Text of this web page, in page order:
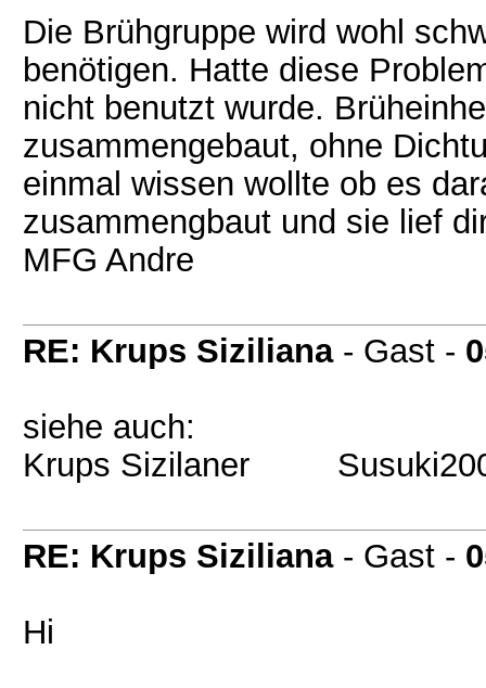
Die Brühgruppe wird wohl
benötigen. Hatte diese
nicht benutzt wurde.
zusammengebaut, ohne
einmal wissen wollte ob es
zusammengbaut und sie lief
MFG Andre
RE: Krups Siziliana- Gast -
siehe auch:
Krups Sizilaner
RE: Krups Siziliana- Gast -
Hi